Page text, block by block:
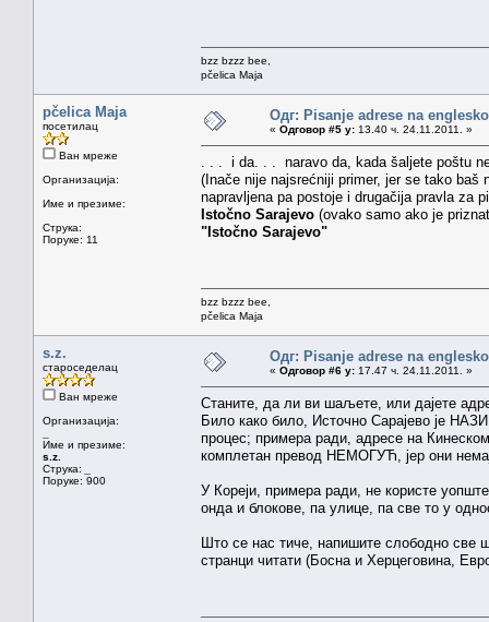
bzz bzzz bee,
pčelica Maja
pčelica Maja
посетилац
Ван мреже
Организација:
Име и презиме:
Струка:
Поруке: 11
Одг: Pisanje adrese na
« Одговор #5 у: 13.40 ч. 24.11.2011. »
. . . i da. . . naravo da, kada šaljete poštu
(Inače nije najsrećniji primer, jer se tako
napravljena pa postoje i drugačija pravla za
Istočno Sarajevo (ovako samo ako je
"Istočno Sarajevo"
bzz bzzz bee,
pčelica Maja
s.z.
староседелац
Ван мреже
Организација:
Име и презиме:
s.z.
Струка:
Поруке: 900
Одг: Pisanje adrese na
« Одговор #6 у: 17.47 ч. 24.11.2011. »
Станите, да ли ви шаљете, или дајете
Било како било, Источно Сарајево је
процес; примера ради, адресе на
комплетан превод НЕМОГУЋ, јер они
У Кореји, примера ради, не користе
онда и блокове, па улице, па све то у
Што се нас тиче, напишите слободно све
странци читати (Босна и Херцеговина,